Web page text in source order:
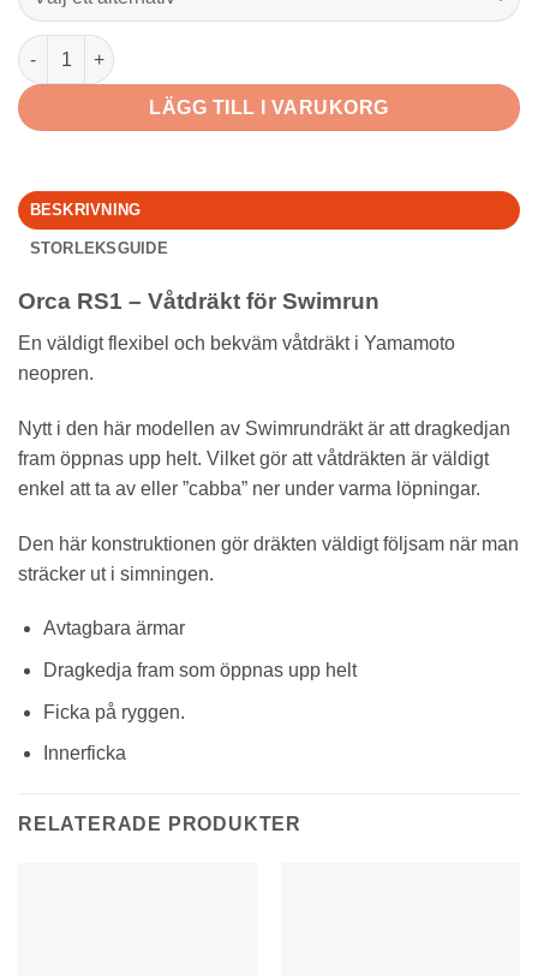
Orca RS1 Swimrun Herr mängd
LÄGG TILL I VARUKORG
BESKRIVNING
STORLEKSGUIDE
Orca RS1 – Våtdräkt för Swimrun
En väldigt flexibel och bekväm våtdräkt i Yamamoto
neopren.
Nytt i den här modellen av Swimrundräkt är att dragkedjan
fram öppnas upp helt. Vilket gör att våtdräkten är väldigt
enkel att ta av eller ”cabba” ner under varma löpningar.
Den här konstruktionen gör dräkten väldigt följsam när man
sträcker ut i simningen.
Avtagbara ärmar
Dragkedja fram som öppnas upp helt
Ficka på ryggen.
Innerficka
RELATERADE PRODUKTER